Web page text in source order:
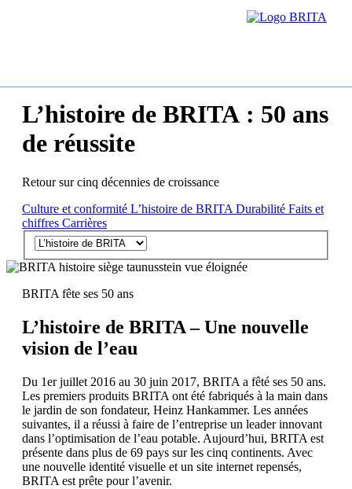
L’histoire de BRITA : 50 ans
de réussite
Retour sur cinq décennies de croissance
Culture et conformité L’histoire de BRITA Durabilité Faits et
chiffres Carrières
BRITA fête ses 50 ans
L’histoire de BRITA – Une nouvelle
vision de l’eau
Du 1er juillet 2016 au 30 juin 2017, BRITA a fêté ses 50 ans.
Les premiers produits BRITA ont été fabriqués à la main dans
le jardin de son fondateur, Heinz Hankammer. Les années
suivantes, il a réussi à faire de l’entreprise un leader innovant
dans l’optimisation de l’eau potable. Aujourd’hui, BRITA est
présente dans plus de 69 pays sur les cinq continents. Avec
une nouvelle identité visuelle et un site internet repensés,
BRITA est prête pour l’avenir.